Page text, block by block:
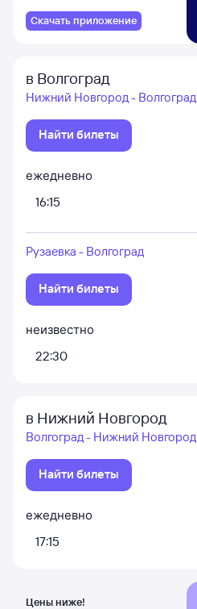
Скачать приложение
в Волгоград
Нижний Новгород - Волгоград
Найти билеты
ежедневно
16:15
Рузаевка - Волгоград
Найти билеты
неизвестно
22:30
в Нижний Новгород
Волгоград - Нижний Новгород
Найти билеты
ежедневно
17:15
Цены ниже!